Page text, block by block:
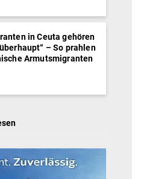
in Ceuta gehören
– So prahlen
Armutsmigranten